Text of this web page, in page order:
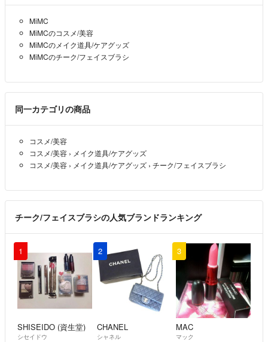
MiMC
MiMCのコスメ/美容
MiMCのメイク道具/ケアグッズ
MiMCのチーク/フェイスブラシ
同一カテゴリの商品
コスメ/美容
コスメ/美容 › メイク道具/ケアグッズ
コスメ/美容 › メイク道具/ケアグッズ › チーク/フェイスブラシ
チーク/フェイスブラシの人気ブランドランキング
1
SHISEIDO (資生堂)
シセイドウ
2
CHANEL
シャネル
3
MAC
マック